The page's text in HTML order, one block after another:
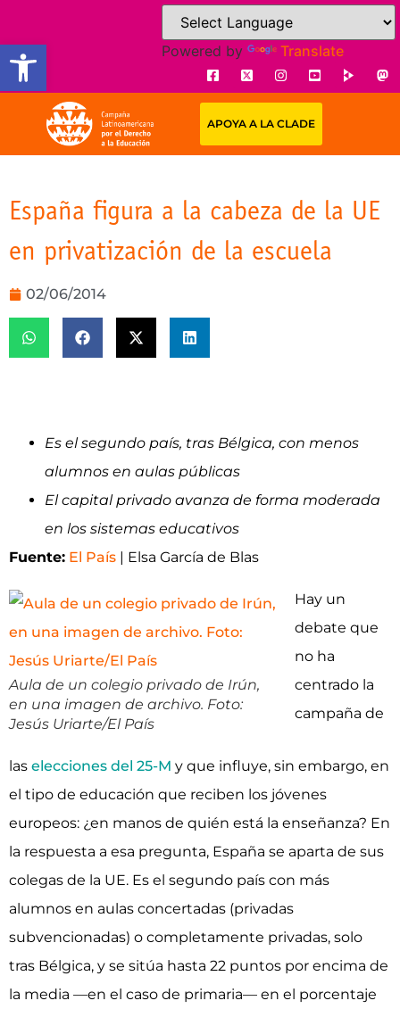
Open toolbarPowered by Translate
APOYA A LA CLADE
España figura a la cabeza de la UE
en privatización de la escuela
02/06/2014
Es el segundo país, tras Bélgica, con menos
alumnos en aulas públicas
El capital privado avanza de forma moderada
en los sistemas educativos
Fuente: El País | Elsa García de Blas
Aula de un colegio privado de Irún,
en una imagen de archivo. Foto:
Jesús Uriarte/El País
Hay un
debate que
no ha
centrado la
campaña de
las elecciones del 25-M y que influye, sin embargo, en
el tipo de educación que reciben los jóvenes
europeos: ¿en manos de quién está la enseñanza? En
la respuesta a esa pregunta, España se aparta de sus
colegas de la UE. Es el segundo país con más
alumnos en aulas concertadas (privadas
subvencionadas) o completamente privadas, solo
tras Bélgica, y se sitúa hasta 22 puntos por encima de
la media —en el caso de primaria— en el porcentaje